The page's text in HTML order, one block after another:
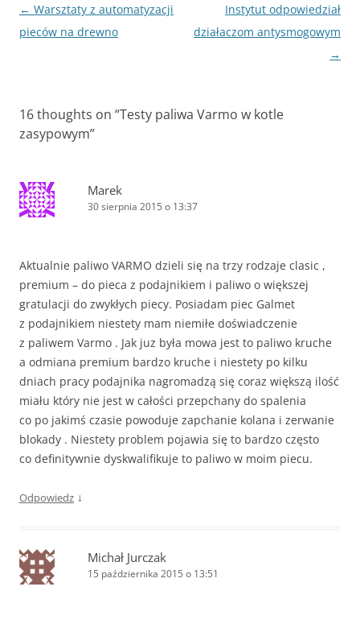
Zobacz
wpisy
← Warsztaty z automatyzacji
pieców na drewno
Instytut odpowiedział
działaczom antysmogowym
→
16 thoughts on “Testy paliwa Varmo w kotle
zasypowym”
Marek
30 sierpnia 2015 o 13:37
Aktualnie paliwo VARMO dzieli się na trzy rodzaje clasic ,
premium – do pieca z podajnikiem i paliwo o większej
gratulacji do zwykłych piecy. Posiadam piec Galmet
z podajnikiem niestety mam niemiłe doświadczenie
z paliwem Varmo . Jak juz była mowa jest to paliwo kruche
a odmiana premium bardzo kruche i niestety po kilku
dniach pracy podajnika nagromadzą się coraz większą ilość
miału który nie jest w całości przepchany do spalenia
co po jakimś czasie powoduje zapchanie kolana i zerwanie
blokady . Niestety problem pojawia się to bardzo często
co definitywnie dyskwalifikuje to paliwo w moim piecu.
Odpowiedz ↓
Michał Jurczak
15 października 2015 o 13:51